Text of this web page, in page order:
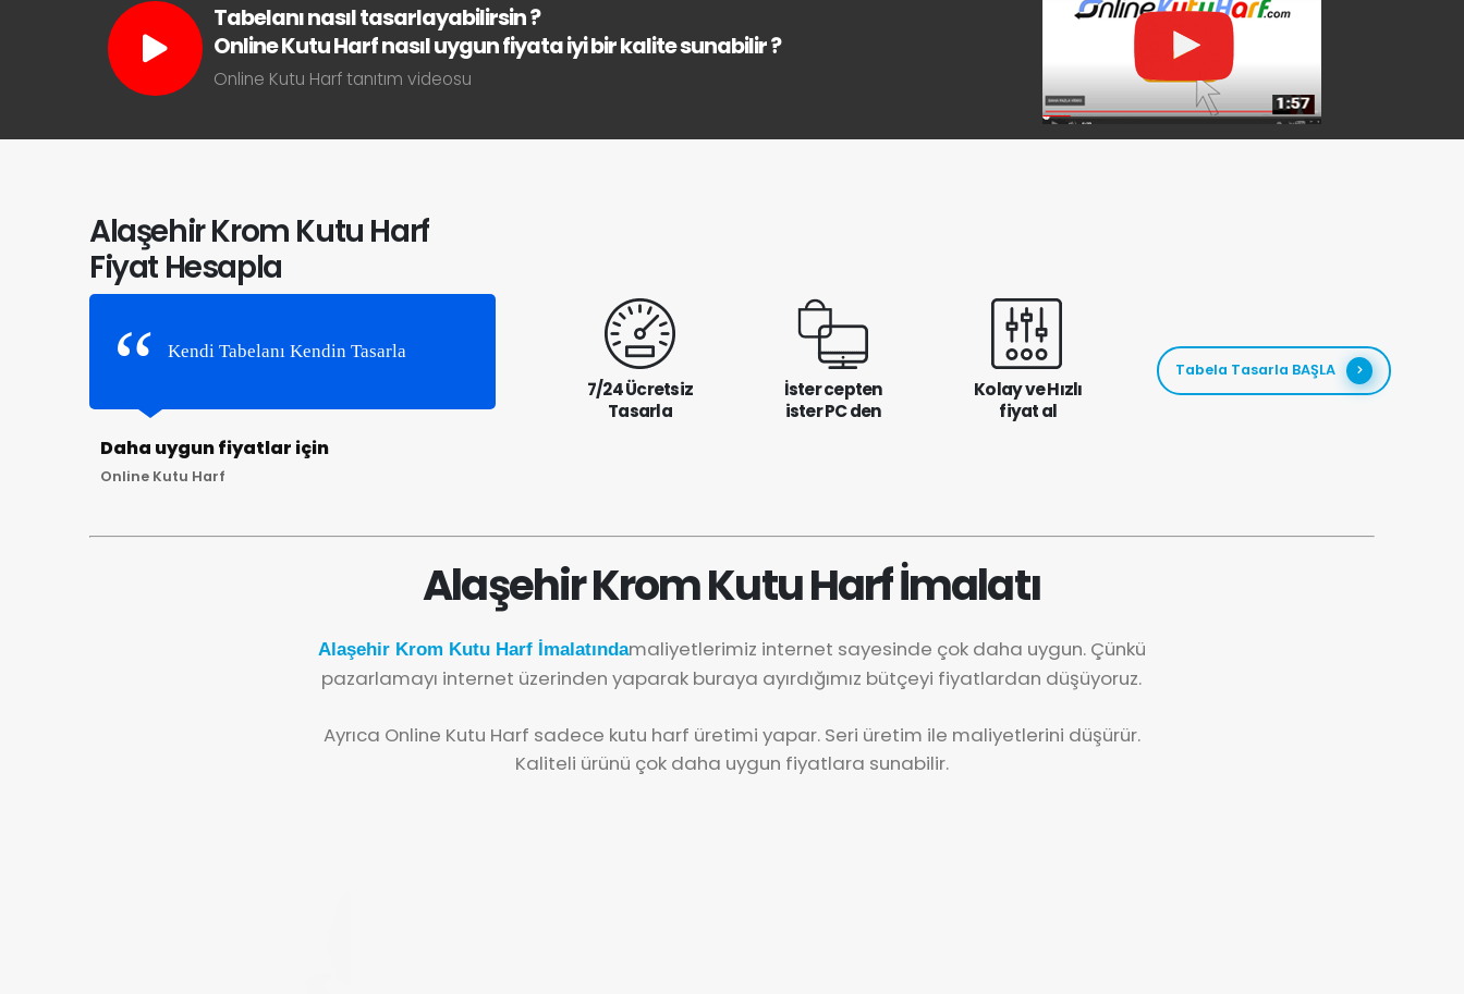
Tabelanı nasıl tasarlayabilirsin ?
Online Kutu Harf nasıl uygun fiyata iyi bir kalite sunabilir ?
Online Kutu Harf tanıtım videosu
Alaşehir Krom Kutu Harf
Fiyat Hesapla
Kendi Tabelanı Kendin Tasarla
Daha uygun fiyatlar için
Online Kutu Harf
7/24 Ücretsiz
Tasarla
İster cepten
ister PC den
Kolay ve Hızlı
fiyat al
Tabela Tasarla BAŞLA
Alaşehir Krom Kutu Harf İmalatı
Alaşehir Krom Kutu Harf İmalatındamaliyetlerimiz internet sayesinde çok daha uygun. Çünkü
pazarlamayı internet üzerinden yaparak buraya ayırdığımız bütçeyi fiyatlardan düşüyoruz.
Ayrıca Online Kutu Harf sadece kutu harf üretimi yapar. Seri üretim ile maliyetlerini düşürür.
Kaliteli ürünü çok daha uygun fiyatlara sunabilir.